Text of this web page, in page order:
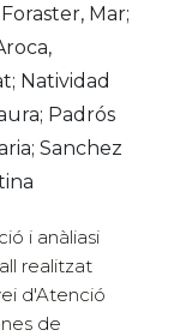
Mar;
Natividad
Padrós
Sanchez
i anàliasi
realitzat
d'Atenció
de